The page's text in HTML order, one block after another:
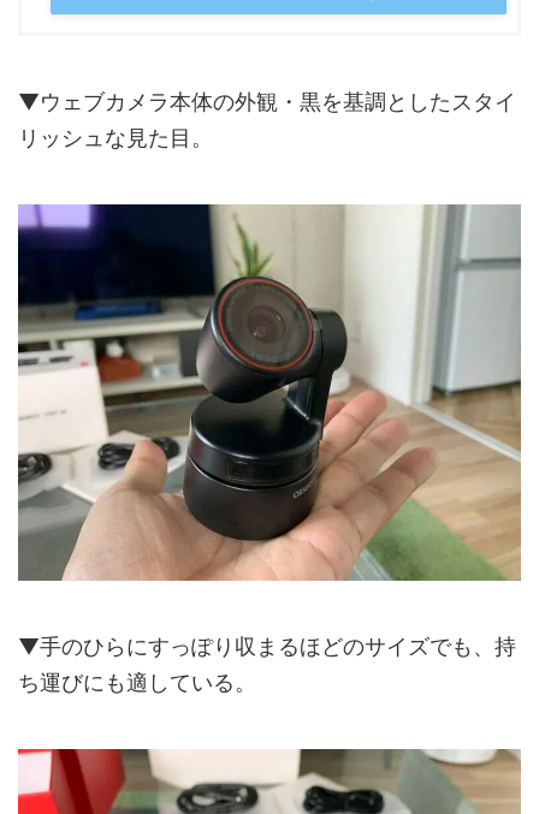
▼ウェブカメラ本体の外観・黒を基調としたスタイ
リッシュな見た目。
▼手のひらにすっぽり収まるほどのサイズでも、持
ち運びにも適している。